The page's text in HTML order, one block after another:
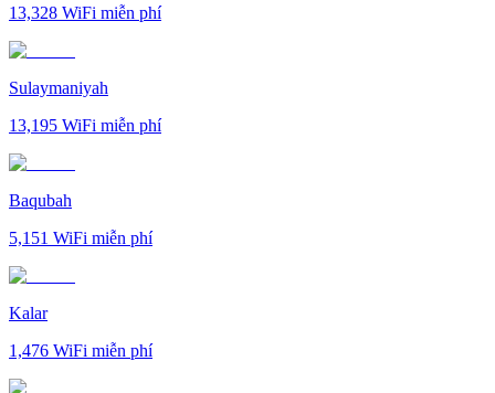
13,328 WiFi miễn phí
Sulaymaniyah
13,195 WiFi miễn phí
Baqubah
5,151 WiFi miễn phí
Kalar
1,476 WiFi miễn phí